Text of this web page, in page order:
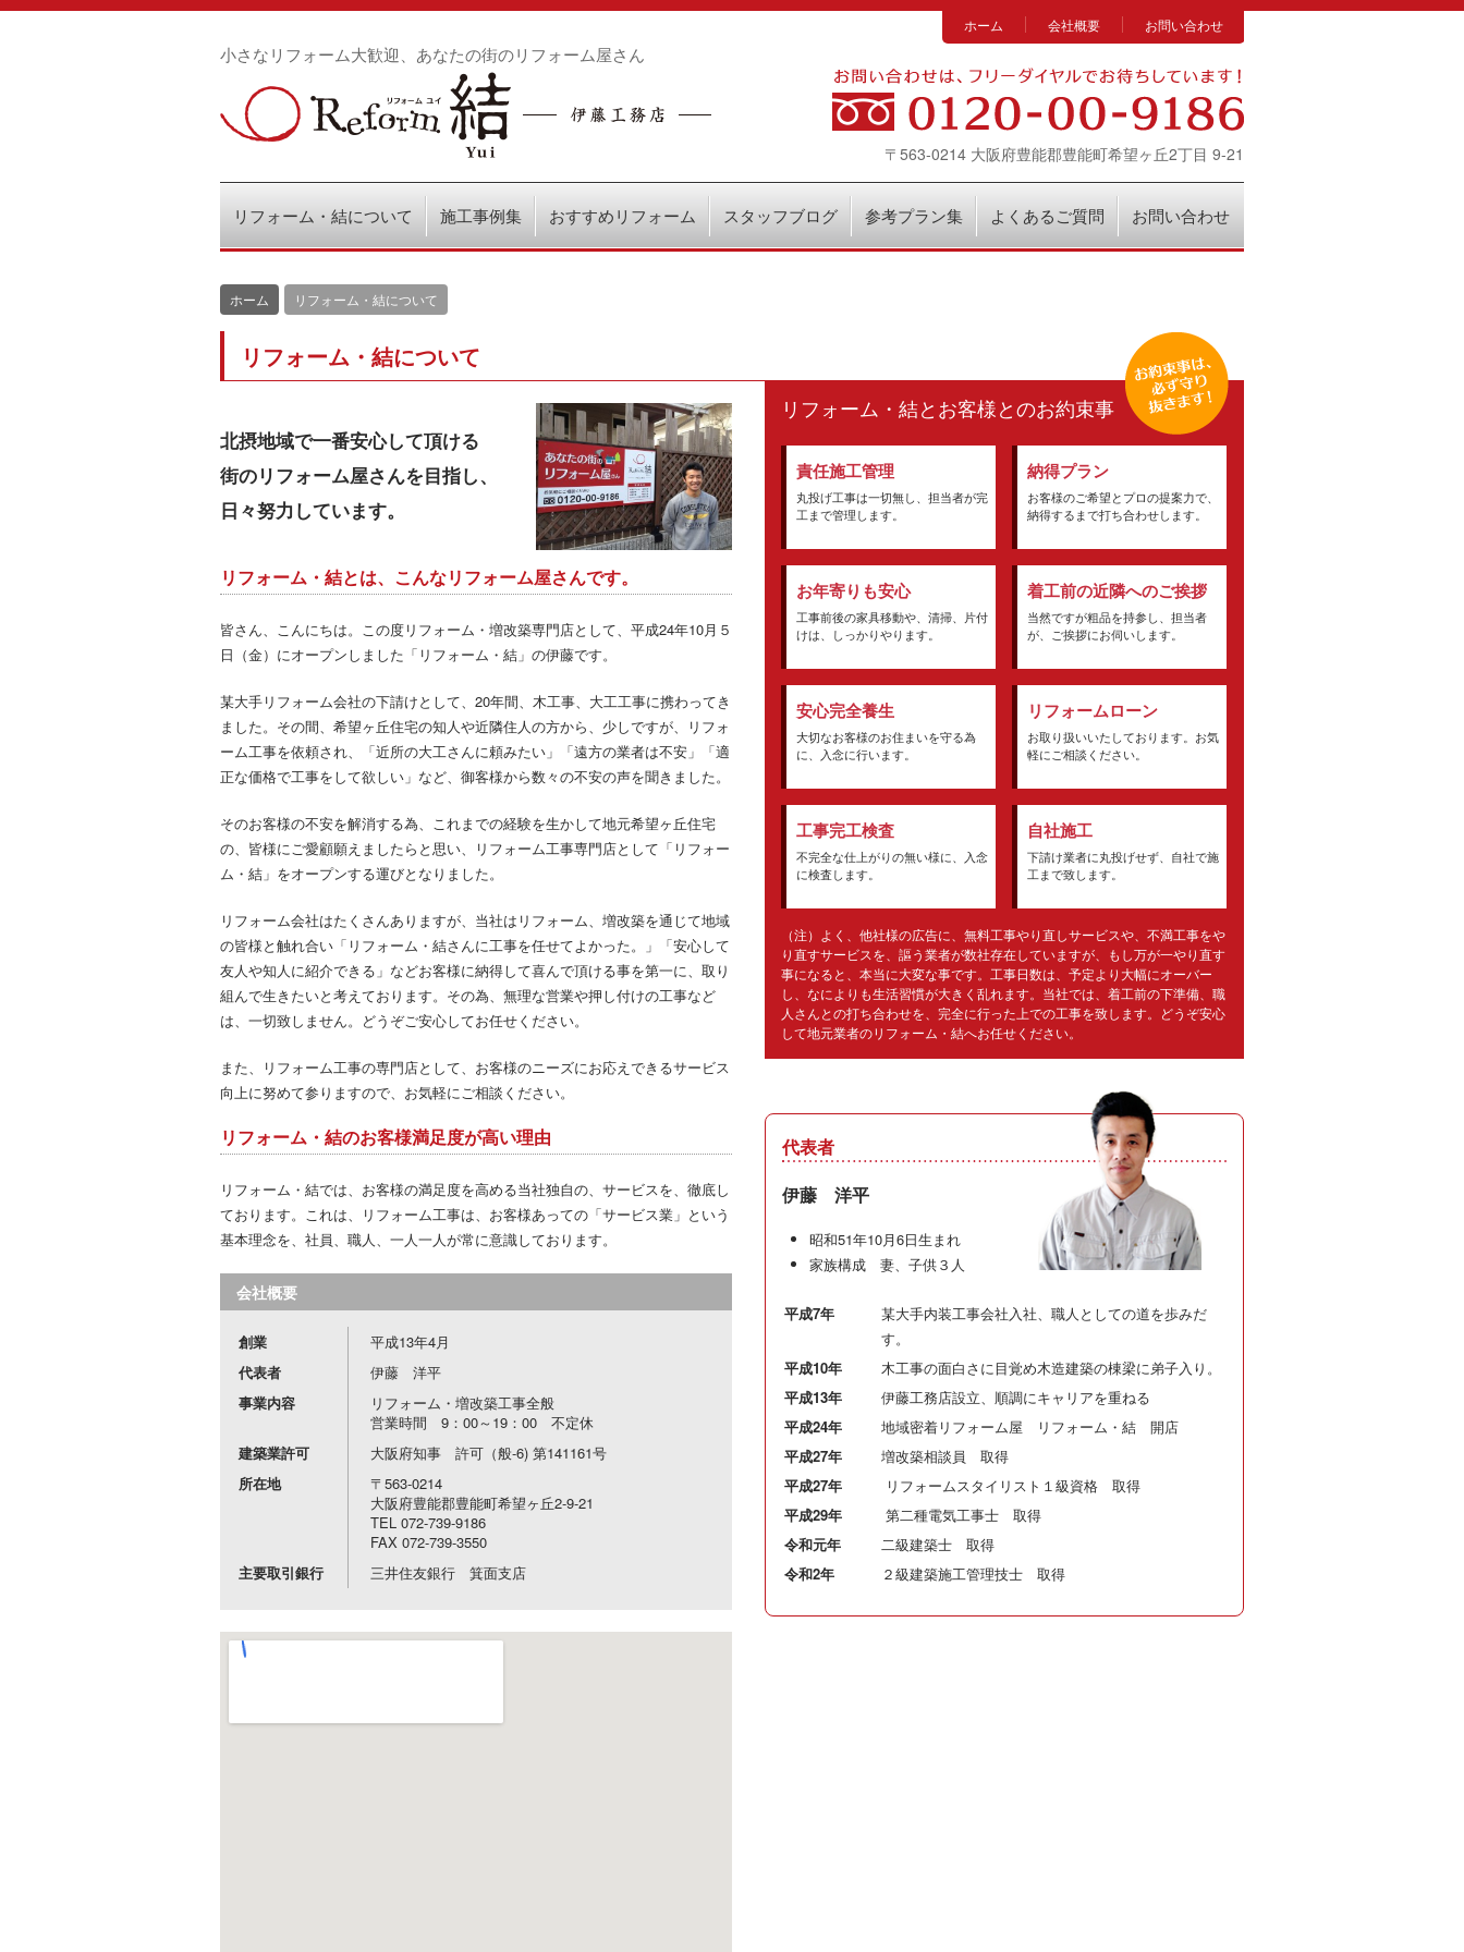
小さなリフォーム大歓迎、あなたの街のリフォーム屋さん
ホーム 会社概要 お問い合わせ
〒563-0214 大阪府豊能郡豊能町希望ヶ丘2丁目 9-21
リフォーム・結について 施工事例集 おすすめリフォーム スタッフブログ 参考プラン集 よくあるご質問 お問い合わせ
ホーム リフォーム・結について
リフォーム・結について
北摂地域で一番安心して頂ける
街のリフォーム屋さんを目指し、
日々努力しています。
リフォーム・結とは、こんなリフォーム屋さんです。
皆さん、こんにちは。この度リフォーム・増改築専門店として、平成24年10月５
日（金）にオープンしました「リフォーム・結」の伊藤です。
某大手リフォーム会社の下請けとして、20年間、木工事、大工工事に携わってき
ました。その間、希望ヶ丘住宅の知人や近隣住人の方から、少しですが、リフォ
ーム工事を依頼され、「近所の大工さんに頼みたい」「遠方の業者は不安」「適
正な価格で工事をして欲しい」など、御客様から数々の不安の声を聞きました。
そのお客様の不安を解消する為、これまでの経験を生かして地元希望ヶ丘住宅
の、皆様にご愛顧願えましたらと思い、リフォーム工事専門店として「リフォー
ム・結」をオープンする運びとなりました。
リフォーム会社はたくさんありますが、当社はリフォーム、増改築を通じて地域
の皆様と触れ合い「リフォーム・結さんに工事を任せてよかった。」「安心して
友人や知人に紹介できる」などお客様に納得して喜んで頂ける事を第一に、取り
組んで生きたいと考えております。その為、無理な営業や押し付けの工事など
は、一切致しません。どうぞご安心してお任せください。
また、リフォーム工事の専門店として、お客様のニーズにお応えできるサービス
向上に努めて参りますので、お気軽にご相談ください。
リフォーム・結のお客様満足度が高い理由
リフォーム・結では、お客様の満足度を高める当社独自の、サービスを、徹底し
ております。これは、リフォーム工事は、お客様あっての「サービス業」という
基本理念を、社員、職人、一人一人が常に意識しております。
会社概要
創業
平成13年4月
代表者
伊藤 洋平
事業内容
リフォーム・増改築工事全般
営業時間 9：00～19：00 不定休
建築業許可
大阪府知事 許可（般-6) 第141161号
所在地
〒563-0214
大阪府豊能郡豊能町希望ヶ丘2-9-21
TEL 072-739-9186
FAX 072-739-3550
主要取引銀行
三井住友銀行 箕面支店
リフォーム・結とお客様とのお約束事
責任施工管理
丸投げ工事は一切無し、担当者が完
工まで管理します。
納得プラン
お客様のご希望とプロの提案力で、
納得するまで打ち合わせします。
お年寄りも安心
工事前後の家具移動や、清掃、片付
けは、しっかりやります。
着工前の近隣へのご挨拶
当然ですが粗品を持参し、担当者
が、ご挨拶にお伺いします。
安心完全養生
大切なお客様のお住まいを守る為
に、入念に行います。
リフォームローン
お取り扱いいたしております。お気
軽にご相談ください。
工事完工検査
不完全な仕上がりの無い様に、入念
に検査します。
自社施工
下請け業者に丸投げせず、自社で施
工まで致します。
（注）よく、他社様の広告に、無料工事やり直しサービスや、不満工事をや
り直すサービスを、謳う業者が数社存在していますが、もし万が一やり直す
事になると、本当に大変な事です。工事日数は、予定より大幅にオーバー
し、なによりも生活習慣が大きく乱れます。当社では、着工前の下準備、職
人さんとの打ち合わせを、完全に行った上での工事を致します。どうぞ安心
して地元業者のリフォーム・結へお任せください。
代表者
伊藤 洋平
昭和51年10月6日生まれ
家族構成 妻、子供３人
平成7年
某大手内装工事会社入社、職人としての道を歩みだ
す。
平成10年
木工事の面白さに目覚め木造建築の棟梁に弟子入り。
平成13年
伊藤工務店設立、順調にキャリアを重ねる
平成24年
地域密着リフォーム屋 リフォーム・結 開店
平成27年
増改築相談員 取得
平成27年
リフォームスタイリスト１級資格 取得
平成29年
第二種電気工事士 取得
令和元年
二級建築士 取得
令和2年
２級建築施工管理技士 取得